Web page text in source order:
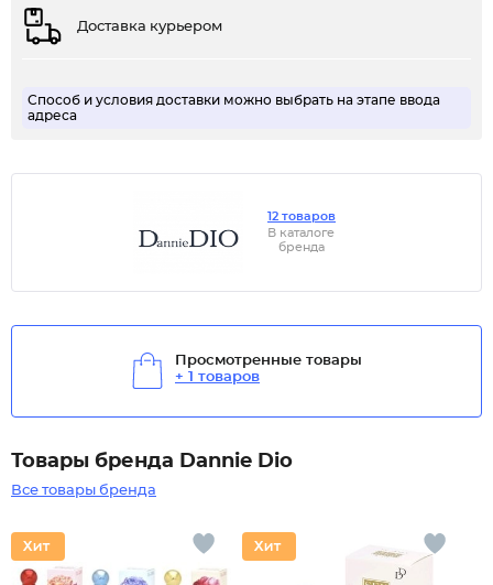
Доставка курьером
Способ и условия доставки можно выбрать на этапе ввода
адреса
12 товаров
В каталоге
бренда
Просмотренные товары
+ 1 товаров
Товары бренда Dannie Dio
Все товары бренда